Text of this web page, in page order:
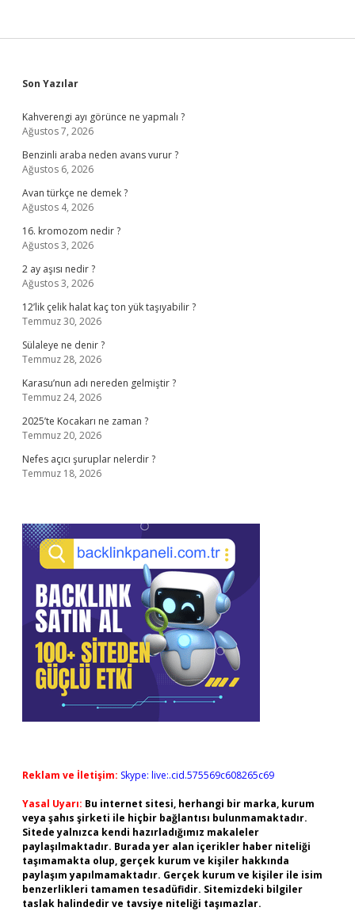
Sidebar
Son Yazılar
Kahverengi ayı görünce ne yapmalı ?
Ağustos 7, 2026
Benzinli araba neden avans vurur ?
Ağustos 6, 2026
Avan türkçe ne demek ?
Ağustos 4, 2026
16. kromozom nedir ?
Ağustos 3, 2026
2 ay aşısı nedir ?
Ağustos 3, 2026
12’lik çelik halat kaç ton yük taşıyabilir ?
Temmuz 30, 2026
Sülaleye ne denir ?
Temmuz 28, 2026
Karasu’nun adı nereden gelmiştir ?
Temmuz 24, 2026
2025’te Kocakarı ne zaman ?
Temmuz 20, 2026
Nefes açıcı şuruplar nelerdir ?
Temmuz 18, 2026
Reklam ve İletişim: Skype: live:.cid.575569c608265c69
Yasal Uyarı: Bu internet sitesi, herhangi bir marka, kurum
veya şahıs şirketi ile hiçbir bağlantısı bulunmamaktadır.
Sitede yalnızca kendi hazırladığımız makaleler
paylaşılmaktadır. Burada yer alan içerikler haber niteliği
taşımamakta olup, gerçek kurum ve kişiler hakkında
paylaşım yapılmamaktadır. Gerçek kurum ve kişiler ile isim
benzerlikleri tamamen tesadüfidir. Sitemizdeki bilgiler
taslak halindedir ve tavsiye niteliği taşımazlar.